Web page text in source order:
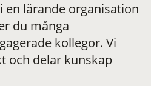
en lärande organisation
du många
kollegor. Vi
och delar kunskap